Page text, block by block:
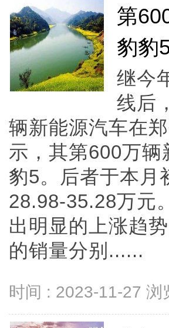
第
豹豹
继今
线后
辆新能源汽车在
示，其第600万
豹5。后者于本月
28.98-35.28万元
出明显的上涨趋
的销量分别......
时间 : 2023-11-27 浏